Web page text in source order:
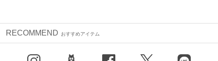
RECOMMEND おすすめアイテム
X（旧Twitter） LINE